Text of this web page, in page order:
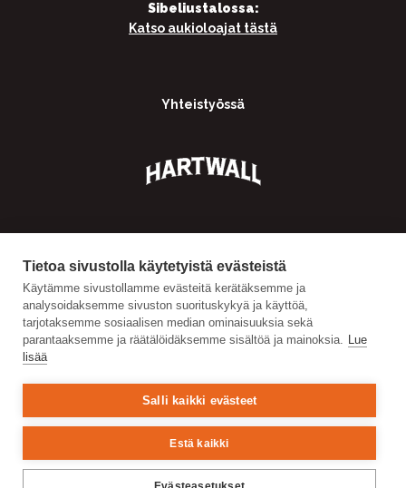
Tietoa sivustolla käytetyistä evästeistä
Käytämme sivustollamme evästeitä kerätäksemme ja
analysoidaksemme sivuston suorituskykyä ja käyttöä,
tarjotaksemme sosiaalisen median ominaisuuksia sekä
parantaaksemme ja räätälöidäksemme sisältöä ja mainoksia. Lue
lisää
Salli kaikki evästeet
Estä kaikki
Sibeliustalossa:
Katso aukioloajat tästä
Yhteistyössä